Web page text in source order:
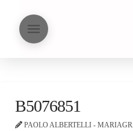
B5076851
PAOLO ALBERTELLI -